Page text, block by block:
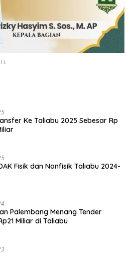
Ke Taliabu 2025 Sebesar Rp
Fisik dan Nonfisik Taliabu 2024-
Palembang Menang Tender
Miliar di Taliabu